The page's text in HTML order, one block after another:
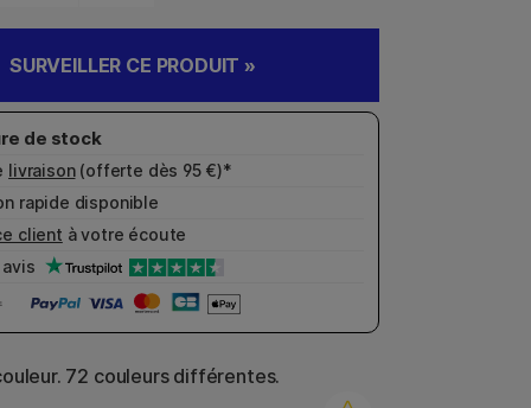
SURVEILLER CE PRODUIT »
livraison(offerte dès 95 €)*
rapide disponible
client à votre écoute
72 couleurs différentes.